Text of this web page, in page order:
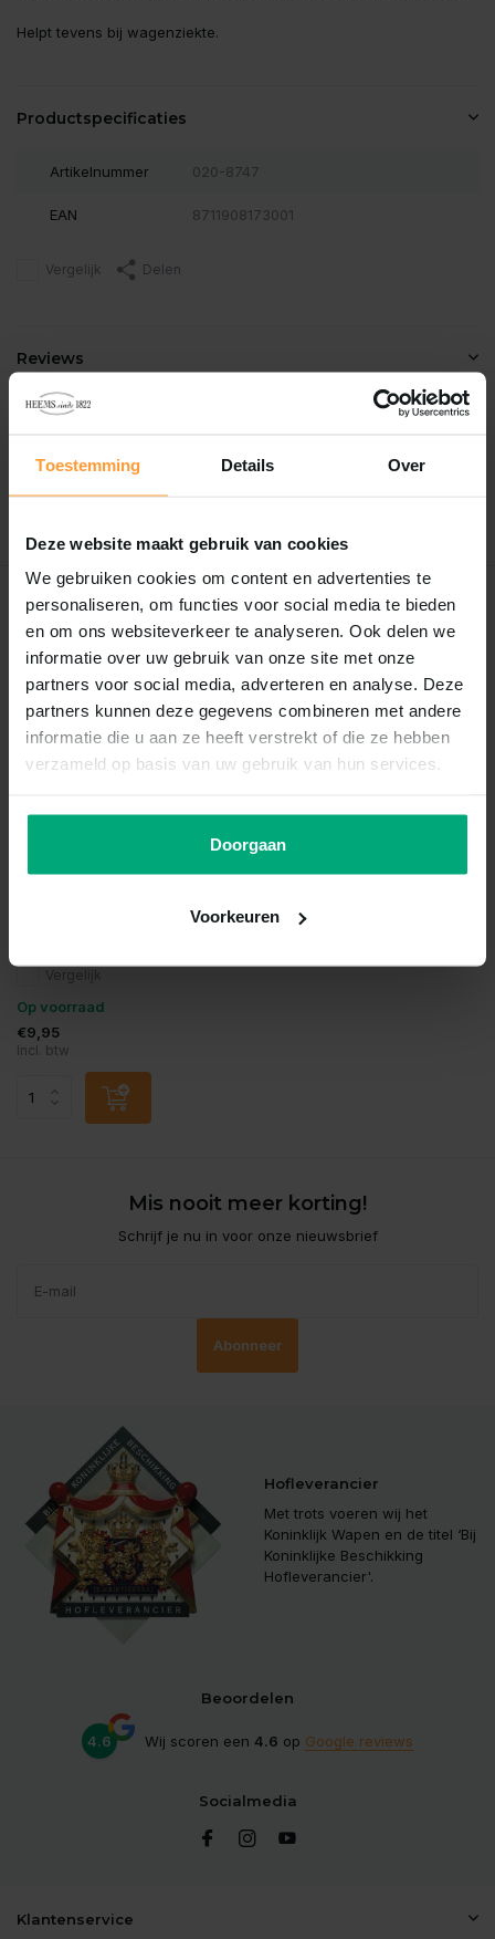
Toestemming Details Over
Deze website maakt gebruik van cookies
We gebruiken cookies om content en advertenties te
personaliseren, om functies voor social media te bieden
en om ons websiteverkeer te analyseren. Ook delen we
informatie over uw gebruik van onze site met onze
partners voor social media, adverteren en analyse. Deze
partners kunnen deze gegevens combineren met andere
informatie die u aan ze heeft verstrekt of die ze hebben
verzameld op basis van uw gebruik van hun services.
Doorgaan
Voorkeuren
Helpt tevens bij wagenziekte.
Productspecificaties
Artikelnummer 020-8747
EAN 8711908173001
Vergelijk Delen
Reviews
Recent bekeken
Sanal
Vergelijk
Op voorraad
€9,95
Incl. btw
Mis nooit meer korting!
Schrijf je nu in voor onze nieuwsbrief
Abonneer
Hofleverancier
Met trots voeren wij het
Koninklijk Wapen en de titel ‘Bij
Koninklijke Beschikking
Hofleverancier'.
Beoordelen
4.6 Wij scoren een 4.6 op Google reviews
Socialmedia
Klantenservice